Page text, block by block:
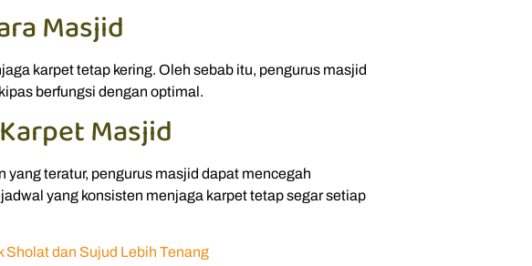
Masjid
karpet tetap kering. Oleh sebab itu, pengurus masjid
berfungsi dengan optimal.
Masjid
teratur, pengurus masjid dapat mencegah
yang konsisten menjaga karpet tetap segar setiap
dan Sujud Lebih Tenang